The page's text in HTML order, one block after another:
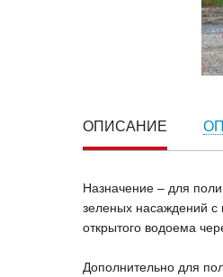
ОПИСАНИЕ
Назначение – для
зеленых насаждений с
открытого водоема
Дополнительно для